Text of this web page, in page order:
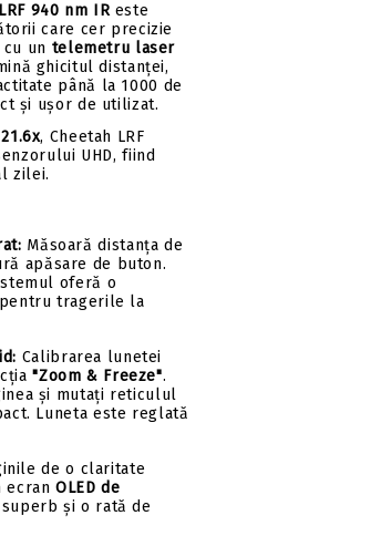
940 nm IReste
care cer precizie
un telemetru laser
ghicitul distanței,
până la 1000 de
și ușor de utilizat.
, Cheetah LRF
UHD, fiind
zilei.
Măsoară distanța de
apăsare de buton.
oferă o
tragerile la
Calibrarea lunetei
"Zoom & Freeze".
și mutați reticulul
Luneta este reglată
de o claritate
ecranOLED de
și o rată de